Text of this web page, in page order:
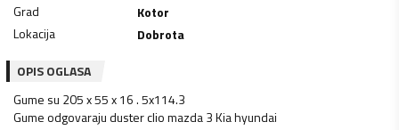
Grad
Kotor
Lokacija
Dobrota
OPIS OGLASA
Gume su 205 x 55 x 16 . 5x114.3